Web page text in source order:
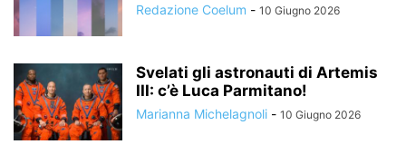
Redazione Coelum - 10 Giugno 2026
Svelati gli astronauti di Artemis
III: c’è Luca Parmitano!
Marianna Michelagnoli - 10 Giugno 2026